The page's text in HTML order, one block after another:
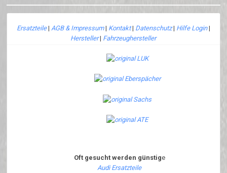
Ersatzteile| AGB & Impressum| Kontakt| Datenschutz| Hilfe Login|
Hersteller| Fahrzeughersteller
Oft gesucht werden günstige
Audi Ersatzteile